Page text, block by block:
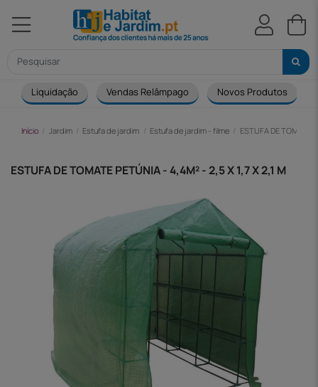
Liquidação Vendas Relâmpago Novos Produtos
Início Jardim Estufa de jardim Estufa de jardim - filme ESTUFA DE TOMATE
ESTUFA DE TOMATE PETÚNIA - 4,4M² - 2,5 X 1,7 X 2,1 M